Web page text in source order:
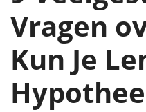
Vragen
Kun Je